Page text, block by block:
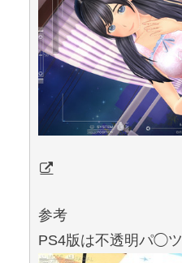
参考
PS4版は不透明パ◯ツ